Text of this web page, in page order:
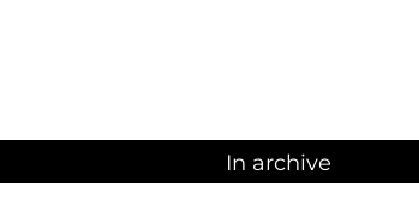
In archive